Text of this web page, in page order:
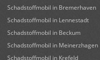
Schadstoffmobil in Bremerhaven
Schadstoffmobil in Lennestadt
Schadstoffmobil in Beckum
Schadstoffmobil in Meinerzhagen
Schadstoffmobil in Krefeld